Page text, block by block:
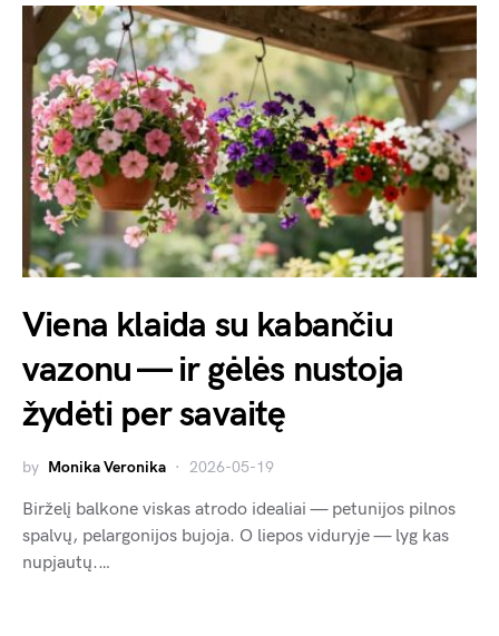
Viena klaida su kabančiu
vazonu — ir gėlės nustoja
žydėti per savaitę
by Monika Veronika 2026-05-19
Birželį balkone viskas atrodo idealiai — petunijos pilnos
spalvų, pelargonijos bujoja. O liepos viduryje — lyg kas
nupjautų.…